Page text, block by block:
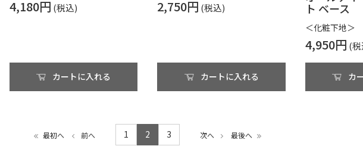
4,180円
カートに入れる
2,750円
カートに入れる
ト ベース
＜化粧下地＞
4,950円
カ
最初へ 前へ 1 2 3 次へ 最後へ